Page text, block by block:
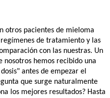
otros pacientes de mieloma
de tratamiento y las
con las nuestras. Un
nosotros hemos recibido una
antes de empezar el
que surge naturalmente
los mejores resultados? Hasta